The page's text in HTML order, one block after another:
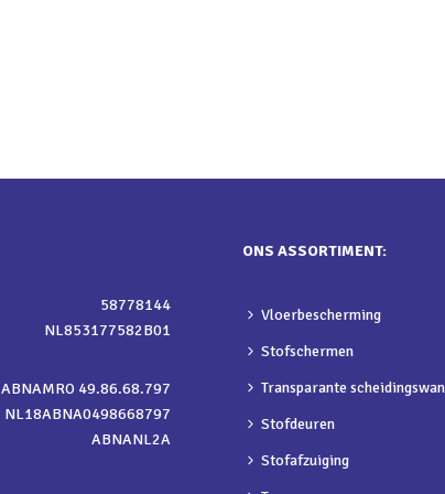
58778144
NL853177582B01
ABNAMRO 49.86.68.797
NL18ABNA0498668797
ABNANL2A
ONS ASSORTIMENT:
Vloerbescherming
Stofschermen
Transparante
Stofdeuren
Stofafzuiging